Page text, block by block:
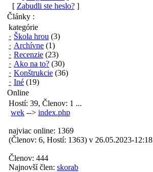
[ Zabudli ste heslo?]
Články :
kategórie
· Škola hrou (3)
· Archívne (1)
· Recenzie (23)
· Ako na to? (30)
· Konštrukcie (36)
· Iné (19)
Online
Hostí: 39, Členov: 1 ...
wek --> index.php
najviac online: 1369
(Členov: 6, Hostí: 1363) v 26.05.2023-12:18
Členov: 444
Najnovší člen: skorab